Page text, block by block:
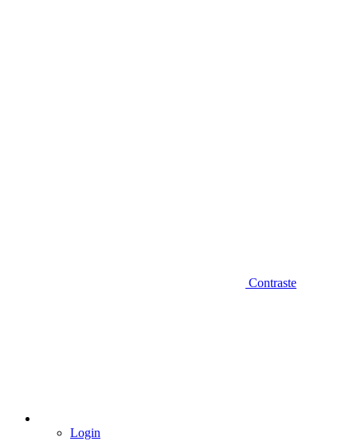
Contraste
Login